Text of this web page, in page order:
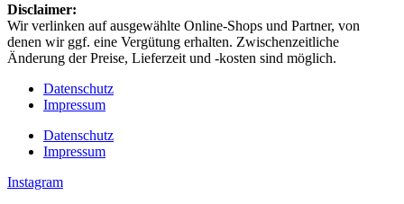
Disclaimer: ​
Wir verlinken auf ausgewählte Online-Shops und Partner, von
denen wir ggf. eine Vergütung erhalten. Zwischenzeitliche
Änderung der Preise, Lieferzeit und -kosten sind möglich.
Datenschutz
Impressum
Datenschutz
Impressum
Instagram